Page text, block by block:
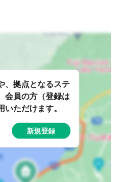
、拠点となるステ
会員の方（登録は
いただけます。
新規登録